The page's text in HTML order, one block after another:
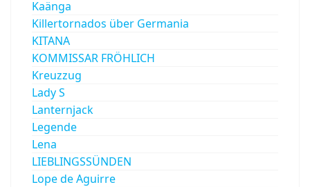
Kaänga
Killertornados über Germania
KITANA
KOMMISSAR FRÖHLICH
Kreuzzug
Lady S
Lanternjack
Legende
Lena
LIEBLINGSSÜNDEN
Lope de Aguirre